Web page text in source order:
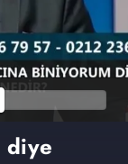
diye